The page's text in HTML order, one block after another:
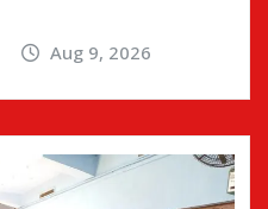
Aug 9, 2026